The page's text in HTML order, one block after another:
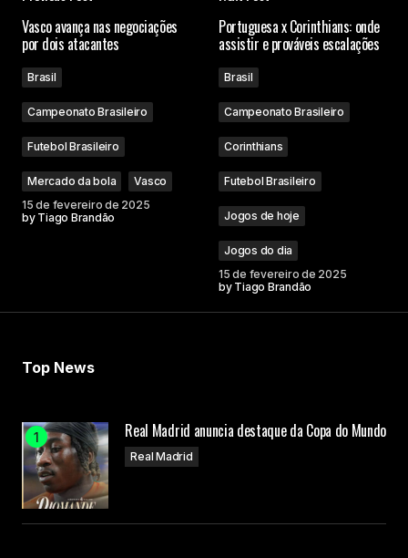
Vasco avança nas negociações
por dois atacantes
Brasil
Campeonato Brasileiro
Futebol Brasileiro
Mercado da bola
Vasco
15 de fevereiro de 2025
by Tiago Brandão
Portuguesa x Corinthians: onde
assistir e prováveis escalações
Brasil
Campeonato Brasileiro
Corinthians
Futebol Brasileiro
Jogos de hoje
Jogos do dia
15 de fevereiro de 2025
by Tiago Brandão
Top News
Real Madrid anuncia destaque da Copa do Mundo
Real Madrid